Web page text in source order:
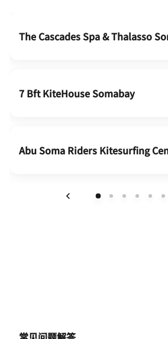
The Cascades Spa & Thalasso
7 Bft KiteHouse Somabay
Abu Soma Riders Kitesurfing